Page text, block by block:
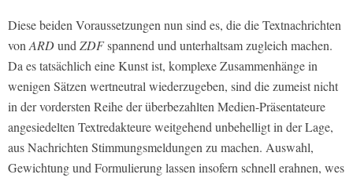
Diese beiden Voraussetzungen nun sind es, die die Textnachrichten
von ARDund ZDFspannend und unterhaltsam zugleich machen.
Da es tatsächlich eine Kunst ist, komplexe Zusammenhänge in
wenigen Sätzen wertneutral wiederzugeben, sind die zumeist nicht
in der vordersten Reihe der überbezahlten Medien-Präsentateure
angesiedelten Textredakteure weitgehend unbehelligt in der Lage,
aus Nachrichten Stimmungsmeldungen zu machen. Auswahl,
Gewichtung und Formulierung lassen insofern schnell erahnen, wes